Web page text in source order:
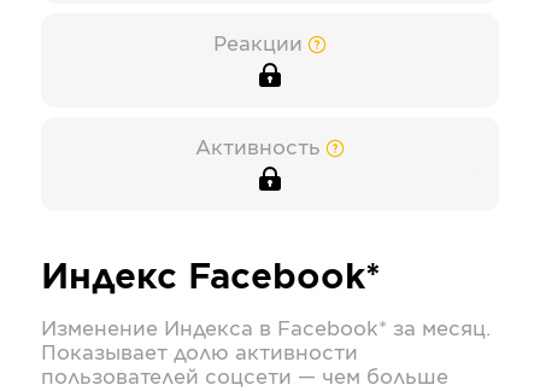
Реакции
Активность
Индекс Facebook*
Изменение Индекса в Facebook* за месяц.
Показывает долю активности
пользователей соцсети — чем больше